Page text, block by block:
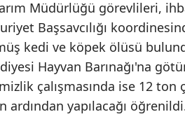
Giresun
Gümüşhane
Hakkari
Hatay
Müdürlüğü görevlileri,
Başsavcılığı
kedi ve köpek ölüsü
Hayvan Barınağı'na
çalışmasında ise 12 ton
yapılacağı